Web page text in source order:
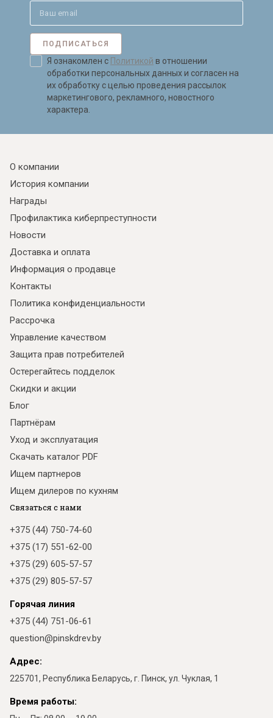
обработки персональных данных и
согласен на их обработку.
ПОДПИСАТЬСЯ
Я ознакомлен с Политикой в отношении
обработки персональных данных и согласен на
их обработку с целью проведения рассылок
маркетингового, рекламного, новостного
характера.
О компании
История компании
Награды
Профилактика киберпреступности
Новости
Доставка и оплата
Информация о продавце
Контакты
Политика конфиденциальности
Рассрочка
Управление качеством
Защита прав потребителей
Остерегайтесь подделок
Скидки и акции
Блог
Партнёрам
Уход и эксплуатация
Скачать каталог PDF
Ищем партнеров
Ищем дилеров по кухням
Связаться с нами
+375 (44) 750-74-60
+375 (17) 551-62-00
+375 (29) 605-57-57
+375 (29) 805-57-57
Горячая линия
+375 (44) 751-06-61
question@pinskdrev.by
Адрес:
225701, Республика Беларусь, г. Пинск, ул. Чуклая, 1
Время работы: